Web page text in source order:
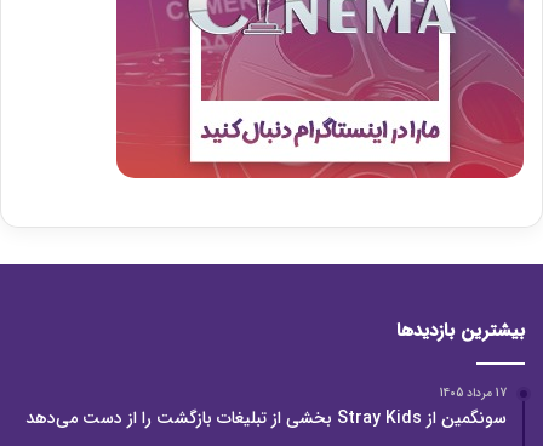
بیشترین بازدیدها
17 مرداد 1405
سونگمین از Stray Kids بخشی از تبلیغات بازگشت را از دست می‌دهد